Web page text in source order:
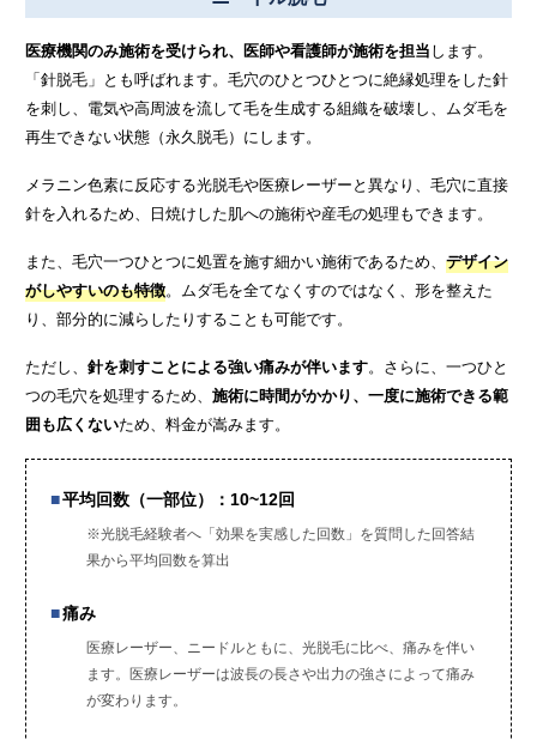
医療機関のみ施術を受けられ、医師や看護師が施術を担当 します。
「針脱毛」とも呼ばれます。毛穴のひとつひとつに絶縁処理をした針
を刺し、電気や高周波を流して毛を生成する組織を破壊し、ムダ毛を
再生できない状態（永久脱毛）にします。
メラニン色素に反応する光脱毛や医療レーザーと異なり、毛穴に直接
針を入れるため、日焼けした肌への施術や産毛の処理もできます。
また、毛穴一つひとつに処置を施す細かい施術であるため、 デザイン
がしやすいのも特徴。ムダ毛を全てなくすのではなく、形を整えた
り、部分的に減らしたりすることも可能です。
ただし、 針を刺すことによる強い痛みが伴います。さらに、一つひと
つの毛穴を処理するため、 施術に時間がかかり、一度に施術できる範
囲も広くないため、料金が嵩みます。
平均回数（一部位）：10~12回
※光脱毛経験者へ「効果を実感した回数」を質問した回答結
果から平均回数を算出
痛み
医療レーザー、ニードルともに、光脱毛に比べ、痛みを伴い
ます。医療レーザーは波長の長さや出力の強さによって痛み
が変わります。